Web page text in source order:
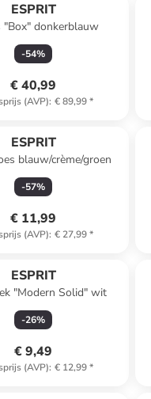
ESPRIT
"Box" donkerblauw
-54%
€ 40,99
(AVP): € 89,99*
ESPRIT
blauw/crème/groen
-57%
€ 11,99
(AVP): € 27,99*
ESPRIT
"Modern Solid" wit
-26%
€ 9,49
(AVP): € 12,99*